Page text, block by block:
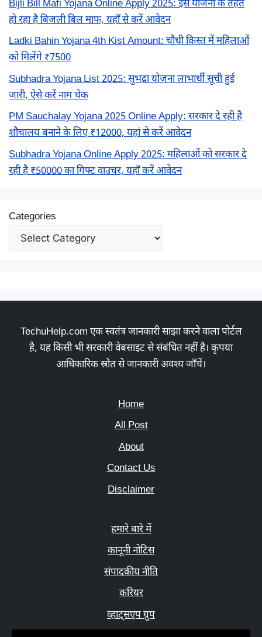
Bijli Bill Mafi Yojana Online Apply 2025: इस योजना के तहत
हो रहा है बिजली बिल माफ, यहाँ से करें आवेदन
Ladki Bahin Yojana 4th Kist Amount: चौथी किस्त में महिलाओं
को मिलेंगे ₹7500
Subhadra Yojana List 2025: सुभद्रा योजना लाभार्थी सूची हुई
जारी, ऐसे करें नाम चेक
PM Sauchalay Yojana 2025 Online Apply: सरकार दे रही है
शौचालय बनाने के लिए ₹12000, यहां से करें आवेदन
Subhadra Yojana Online Apply 2025: महिलाओं को सरकार दे
रही है ₹50000 का गिफ्ट वाउचर, यहाँ करें आवेदन
Categories
TechuHelp.com एक स्वतंत्र जानकारी साझा करने वाला पोर्टल
है, यह किसी भी सरकारी वेबसाइट से संबंधित नहीं है। कृपया
आधिकारिक स्रोत से जानकारी अवश्य जाँचें।
Home
All Post
About
Contact Us
Disclaimer
हमारे बारे में
कानूनी नोटिस
संपादकीय नीति
करियर
व्हाट्सएप ग्रुप